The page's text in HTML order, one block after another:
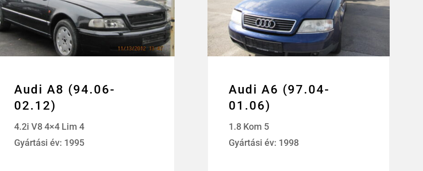
Audi A8 (94.06-
02.12)
4.2i V8 4×4 Lim 4
Gyártási év: 1995
Audi A6 (97.04-
01.06)
1.8 Kom 5
Gyártási év: 1998